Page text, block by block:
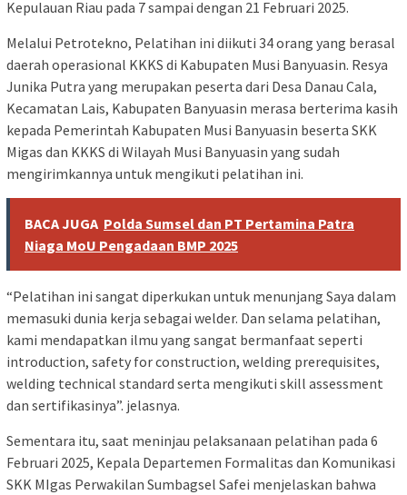
Kepulauan Riau pada 7 sampai dengan 21 Februari 2025.
Melalui Petrotekno, Pelatihan ini diikuti 34 orang yang berasal
daerah operasional KKKS di Kabupaten Musi Banyuasin. Resya
Junika Putra yang merupakan peserta dari Desa Danau Cala,
Kecamatan Lais, Kabupaten Banyuasin merasa berterima kasih
kepada Pemerintah Kabupaten Musi Banyuasin beserta SKK
Migas dan KKKS di Wilayah Musi Banyuasin yang sudah
mengirimkannya untuk mengikuti pelatihan ini.
BACA JUGA Polda Sumsel dan PT Pertamina Patra
Niaga MoU Pengadaan BMP 2025
“Pelatihan ini sangat diperkukan untuk menunjang Saya dalam
memasuki dunia kerja sebagai welder. Dan selama pelatihan,
kami mendapatkan ilmu yang sangat bermanfaat seperti
introduction, safety for construction, welding prerequisites,
welding technical standard serta mengikuti skill assessment
dan sertifikasinya”. jelasnya.
Sementara itu, saat meninjau pelaksanaan pelatihan pada 6
Februari 2025, Kepala Departemen Formalitas dan Komunikasi
SKK MIgas Perwakilan Sumbagsel Safei menjelaskan bahwa